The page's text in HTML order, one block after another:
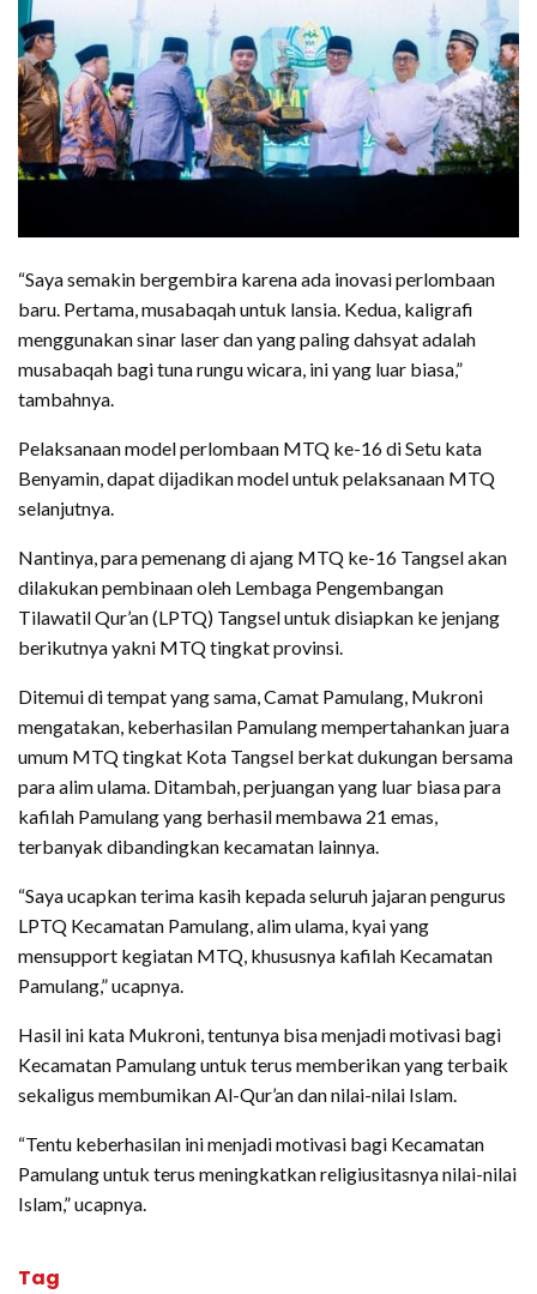
“Saya semakin bergembira karena ada inovasi perlombaan
baru. Pertama, musabaqah untuk lansia. Kedua, kaligrafi
menggunakan sinar laser dan yang paling dahsyat adalah
musabaqah bagi tuna rungu wicara, ini yang luar biasa,”
tambahnya.
Pelaksanaan model perlombaan MTQ ke-16 di Setu kata
Benyamin, dapat dijadikan model untuk pelaksanaan MTQ
selanjutnya.
Nantinya, para pemenang di ajang MTQ ke-16 Tangsel akan
dilakukan pembinaan oleh Lembaga Pengembangan
Tilawatil Qur’an (LPTQ) Tangsel untuk disiapkan ke jenjang
berikutnya yakni MTQ tingkat provinsi.
Ditemui di tempat yang sama, Camat Pamulang, Mukroni
mengatakan, keberhasilan Pamulang mempertahankan juara
umum MTQ tingkat Kota Tangsel berkat dukungan bersama
para alim ulama. Ditambah, perjuangan yang luar biasa para
kafilah Pamulang yang berhasil membawa 21 emas,
terbanyak dibandingkan kecamatan lainnya.
“Saya ucapkan terima kasih kepada seluruh jajaran pengurus
LPTQ Kecamatan Pamulang, alim ulama, kyai yang
mensupport kegiatan MTQ, khususnya kafilah Kecamatan
Pamulang,” ucapnya.
Hasil ini kata Mukroni, tentunya bisa menjadi motivasi bagi
Kecamatan Pamulang untuk terus memberikan yang terbaik
sekaligus membumikan Al-Qur’an dan nilai-nilai Islam.
“Tentu keberhasilan ini menjadi motivasi bagi Kecamatan
Pamulang untuk terus meningkatkan religiusitasnya nilai-nilai
Islam,” ucapnya.
Tag